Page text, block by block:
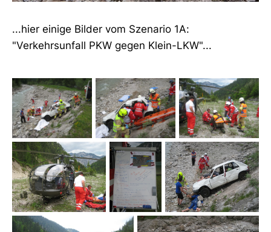
...hier einige Bilder vom Szenario 1A:
"Verkehrsunfall PKW gegen Klein-LKW"...